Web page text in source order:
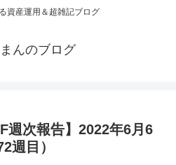
資産運用＆超雑記ブログ
んのブログ
週次報告】2022年6月6
週目）